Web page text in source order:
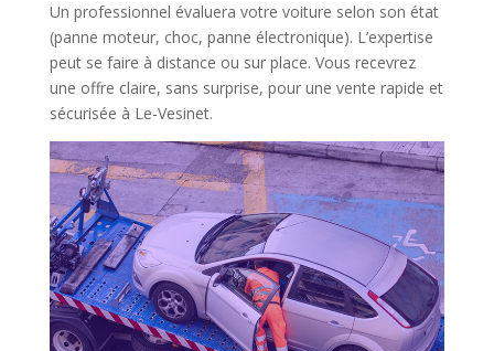
Un professionnel évaluera votre voiture selon son état
(panne moteur, choc, panne électronique). L’expertise
peut se faire à distance ou sur place. Vous recevrez
une offre claire, sans surprise, pour une vente rapide et
sécurisée à Le-Vesinet.